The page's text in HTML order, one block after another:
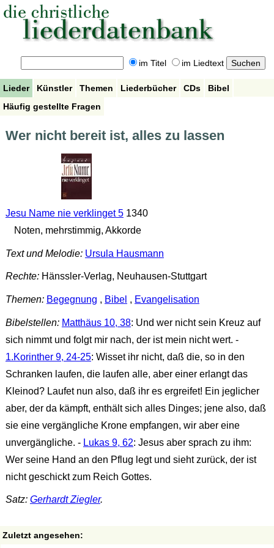
im Titel im Liedtext
Lieder Künstler Themen Liederbücher CDs
Bibel
Häufig gestellte Fragen
Wer nicht bereit ist, alles zu lassen
Jesu Name nie verklinget 51340
Noten, mehrstimmig, Akkorde
Text und Melodie: Ursula Hausmann
Rechte:Hänssler-Verlag, Neuhausen-Stuttgart
Themen: Begegnung , Bibel , Evangelisation
Bibelstellen: Matthäus 10, 38: Und wer nicht sein Kreuz auf
sich nimmt und folgt mir nach, der ist mein nicht wert. -
1.Korinther 9, 24-25: Wisset ihr nicht, daß die, so in den
Schranken laufen, die laufen alle, aber einer erlangt das
Kleinod? Laufet nun also, daß ihr es ergreifet! Ein jeglicher
aber, der da kämpft, enthält sich alles Dinges; jene also, daß
sie eine vergängliche Krone empfangen, wir aber eine
unvergängliche. - Lukas 9, 62: Jesus aber sprach zu ihm:
Wer seine Hand an den Pflug legt und sieht zurück, der ist
nicht geschickt zum Reich Gottes.
Satz: Gerhardt Ziegler.
Zuletzt angesehen: